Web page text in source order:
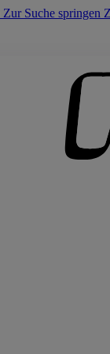
Zur Suche springen